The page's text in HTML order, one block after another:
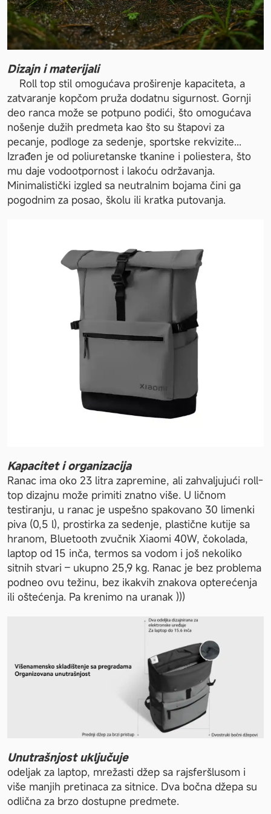
Dizajn i materijali
zatvaranje kopčom pruža dodatnu sigurnost. Gornji
deo ranca može se potpuno podići, što omogućava
nošenje dužih predmeta kao što su štapovi za
pecanje, podloge za sedenje, sportske rekvizite...
Izrađen je od poliuretanske tkanine i poliestera, što
mu daje vodootpornost i lakoću održavanja.
Minimalistički izgled sa neutralnim bojama čini ga
pogodnim za posao, školu ili kratka putovanja.
Kapacitet i organizacija
Ranac ima oko 23 litra zapremine, ali zahvaljujući roll-
top dizajnu može primiti znatno više. U ličnom
testiranju, u ranac je uspešno spakovano 30 limenki
piva (0,5 l), prostirka za sedenje, plastične kutije sa
hranom, Bluetooth zvučnik Xiaomi 40W, čokolada,
laptop od 15 inča, termos sa vodom i još nekoliko
sitnih stvari – ukupno 25,9 kg. Ranac je bez problema
podneo ovu težinu, bez ikakvih znakova opterećenja
ili oštećenja. Pa krenimo na uranak )))
Unutrašnjost uključuje
odeljak za laptop, mrežasti džep sa rajsferšlusom i
više manjih pretinaca za sitnice. Dva bočna džepa su
odlična za brzo dostupne predmete.